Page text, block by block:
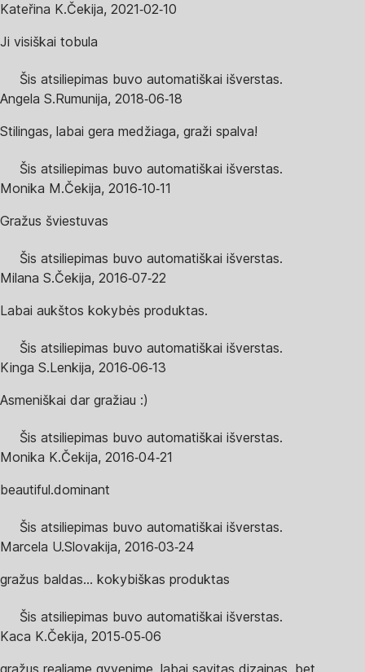
Kateřina K.Čekija, 2021‑02‑10
Ji visiškai tobula
Šis atsiliepimas buvo automatiškai išverstas.
Angela S.Rumunija, 2018‑06‑18
Stilingas, labai gera medžiaga, graži spalva!
Šis atsiliepimas buvo automatiškai išverstas.
Monika M.Čekija, 2016‑10‑11
Gražus šviestuvas
Šis atsiliepimas buvo automatiškai išverstas.
Milana S.Čekija, 2016‑07‑22
Labai aukštos kokybės produktas.
Šis atsiliepimas buvo automatiškai išverstas.
Kinga S.Lenkija, 2016‑06‑13
Asmeniškai dar gražiau :)
Šis atsiliepimas buvo automatiškai išverstas.
Monika K.Čekija, 2016‑04‑21
beautiful.dominant
Šis atsiliepimas buvo automatiškai išverstas.
Marcela U.Slovakija, 2016‑03‑24
gražus baldas... kokybiškas produktas
Šis atsiliepimas buvo automatiškai išverstas.
Kaca K.Čekija, 2015‑05‑06